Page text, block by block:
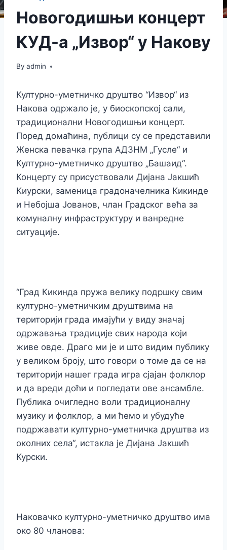
Новогодишњи концерт
КУД-а „Извор“ у Накову
By admin
Културно-уметничко друштво “Извор“ из
Накова одржало је, у биоскопској сали,
традиционални Новогодишњи концерт.
Поред домаћина, публици су се представили
Женска певачка група АДЗНМ „Гусле“ и
Културно-уметничко друштво „Башаид“.
Концерту су присуствовали Дијана Јакшић
Киурски, заменица градоначелника Кикинде
и Небојша Јованов, члан Градског већа за
комуналну инфраструктуру и ванредне
ситуације.
“Град Кикинда пружа велику подршку свим
културно-уметничким друштвима на
територији града имајући у виду значај
одржавања традиције свих народа који
живе овде. Драго ми је и што видим публику
у великом броју, што говори о томе да се на
територији нашег града игра сјајан фолклор
и да вреди доћи и погледати ове ансамбле.
Публика очигледно воли традиционалну
музику и фолклор, а ми ћемо и убудуће
подржавати културно-уметничка друштва из
околних села“, истакла је Дијана Јакшић
Курски.
Наковачко културно-уметничко друштво има
око 80 чланова: